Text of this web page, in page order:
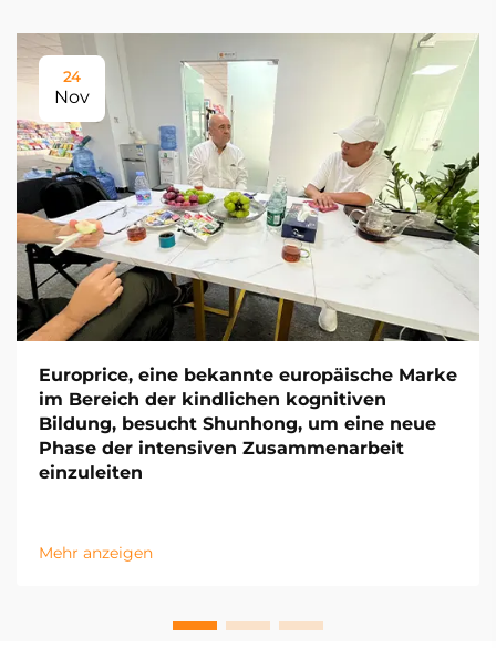
24
Nov
Europrice, eine bekannte europäische Marke
im Bereich der kindlichen kognitiven
Bildung, besucht Shunhong, um eine neue
Phase der intensiven Zusammenarbeit
einzuleiten
Mehr anzeigen